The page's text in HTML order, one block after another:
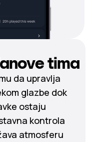
tima
da upravlja
glazbe dok
ostaju
kontrola
atmosferu